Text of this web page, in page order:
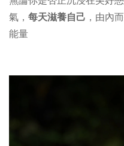
氣， 每天滋養自己 ，由內
能量